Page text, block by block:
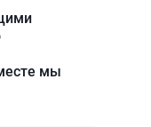
мы